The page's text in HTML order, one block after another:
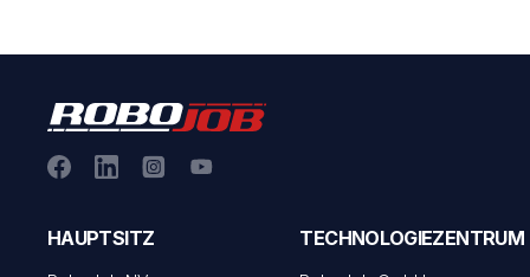
HAUPTSITZ TECHNOLOGIEZENTRUM